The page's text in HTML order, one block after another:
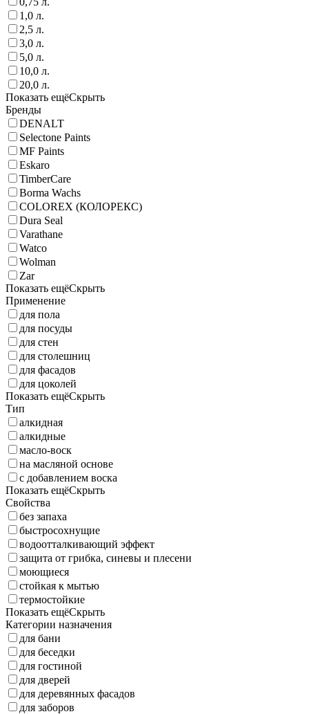
1,0 л.
2,5 л.
3,0 л.
5,0 л.
10,0 л.
20,0 л.
Показать ещёСкрыть
Бренды
DENALT
Selectone Paints
MF Paints
Eskaro
TimberCare
Borma Wachs
COLOREX (КОЛОРЕКС)
Dura Seal
Varathane
Watco
Wolman
Zar
Показать ещёСкрыть
Применение
для пола
для посуды
для стен
для столешниц
для фасадов
для цоколей
Показать ещёСкрыть
Тип
алкидная
алкидные
масло-воск
на масляной основе
с добавлением воска
Показать ещёСкрыть
Свойства
без запаха
быстросохнущие
водоотталкивающий эффект
защита от грибка, синевы и плесени
моющиеся
стойкая к мытью
термостойкие
Показать ещёСкрыть
Категории назначения
для бани
для беседки
для гостиной
для дверей
для деревянных фасадов
для заборов